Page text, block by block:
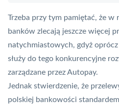
Trzeba przy tym pamiętać, że w
banków zlecają jeszcze więcej
natychmiastowych, gdyż
służy do tego konkurencyjne
zarządzane przezAutopay.
Jednak stwierdzenie, że
polskiej bankowości